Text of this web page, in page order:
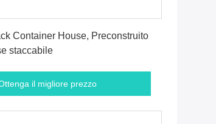
Container House, Preconstruito
staccabile
il migliore prezzo